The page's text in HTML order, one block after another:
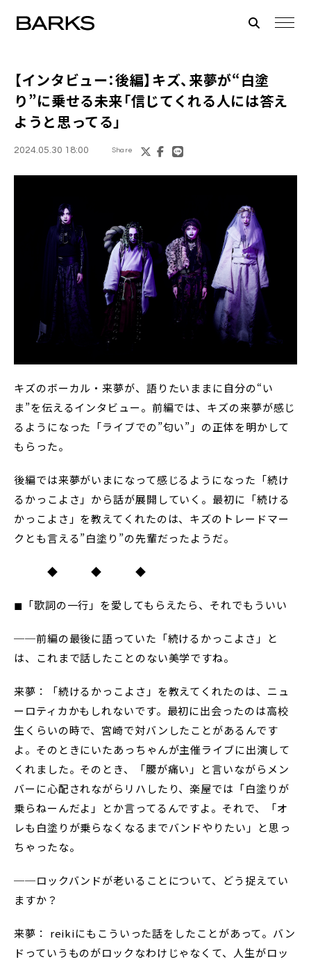
【インタビュー：後編】キズ、来夢が“白塗
り”に乗せる未来「信じてくれる人には答え
ようと思ってる」
2024.05.30 18:00 Share
キズのボーカル・来夢が、語りたいままに自分の“い
ま”を伝えるインタビュー。前編では、キズの来夢が感じ
るようになった「ライブでの”匂い”」の正体を明かして
もらった。
後編では来夢がいまになって感じるようになった「続け
るかっこよさ」から話が展開していく。最初に「続ける
かっこよさ」を教えてくれたのは、キズのトレードマー
クとも言える”白塗り”の先輩だったようだ。
◆ ◆ ◆
◼︎「歌詞の一行」を愛してもらえたら、それでもういい
──前編の最後に語っていた「続けるかっこよさ」と
は、これまで話したことのない美学ですね。
来夢：「続けるかっこよさ」を教えてくれたのは、ニュ
ーロティカかもしれないです。最初に出会ったのは高校
生くらいの時で、宮崎で対バンしたことがあるんです
よ。そのときにいたあっちゃんが主催ライブに出演して
くれました。そのとき、「腰が痛い」と言いながらメン
バーに心配されながらリハしたり、楽屋では「白塗りが
乗らねーんだよ」とか言ってるんですよ。それで、「オ
レも白塗りが乗らなくなるまでバンドやりたい」と思っ
ちゃったな。
──ロックバンドが老いることについて、どう捉えてい
ますか？
来夢： reikiにもこういった話をしたことがあって。バン
ドっていうものがロックなわけじゃなくて、人生がロッ